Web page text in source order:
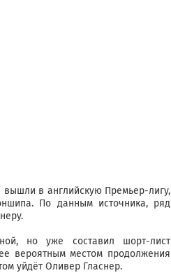
вышли в английскую Премьер-лигу,
По данным источника, ряд
но уже составил шорт-лист
вероятным местом продолжения
уйдёт Оливер Гласнер.